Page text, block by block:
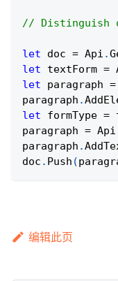
// Distinguish
let doc = Api .
let textForm =
let paragraph =
paragraph .
let formType =
paragraph = Api
paragraph .
doc . Push (
编辑此页